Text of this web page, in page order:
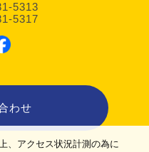
5313
5317
わせ
、アクセス状況計測の為に